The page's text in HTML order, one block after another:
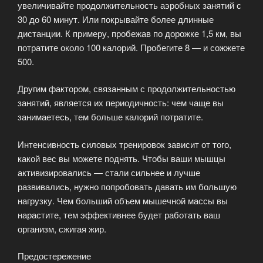
увеличивайте продолжительность аэробных занятий с
30 до 60 минут. Или покрывайте более длинные
дистанции. К примеру, пробежав по дорожке 1,5 км, вы
потратите около 100 калорий. Пробегите 8 — и сожжете
500.
Другим фактором, связанным с продолжительностью
занятий, является их периодичность: чем чаще вы
занимаетесь, тем больше калорий потратите.
Интенсивность силовых тренировок зависит от того,
какой вес вы можете поднять. Чтобы ваши мышцы
активизировались — стали сильнее и лучше
развивались, нужно попробовать давать им большую
нагрузку. Чем больший объем мышечной массы вы
нарастите, тем эффективнее будет работать ваш
организм, сжигая жир.
Предостережение